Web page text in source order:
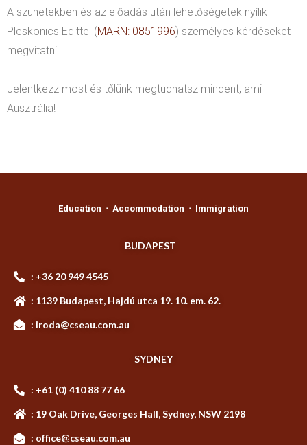
A szünetekben és az előadás után lehetőségetek nyílik
Pleskonics Edittel (MARN: 0851996) személyes kérdéseket
megvitatni.
Jelentkezz most és tőlünk megtudhatsz mindent, ami
Ausztrália!
Education ⋅ Accommodation ⋅ Immigration
BUDAPEST
: +36 20 949 4545
: 1139 Budapest, Hajdú utca 19. 10. em. 62.
: iroda@cseau.com.au
SYDNEY
: +61 (0) 410 88 77 66
: 19 Oak Drive, Georges Hall, Sydney, NSW 2198
: office@cseau.com.au